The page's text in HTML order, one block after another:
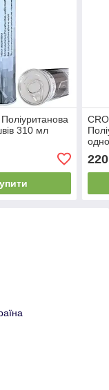
310 мл
мл
220